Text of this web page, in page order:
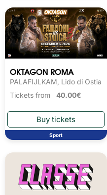
OKTAGON ROMA
PALAFIJLKAM, Lido di Ostia
Tickets from 40.00€
Sport